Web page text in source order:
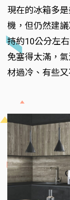
現在的冰箱多
機，但仍然建
持約10公分左
免塞得太滿，
材過冷、有些又